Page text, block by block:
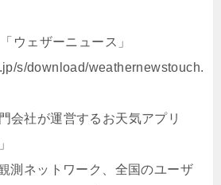
ウェザーニュース」
s/download/weathernewstouch.
会社が運営するお天気アプリ
測ネットワーク、全国のユーザ